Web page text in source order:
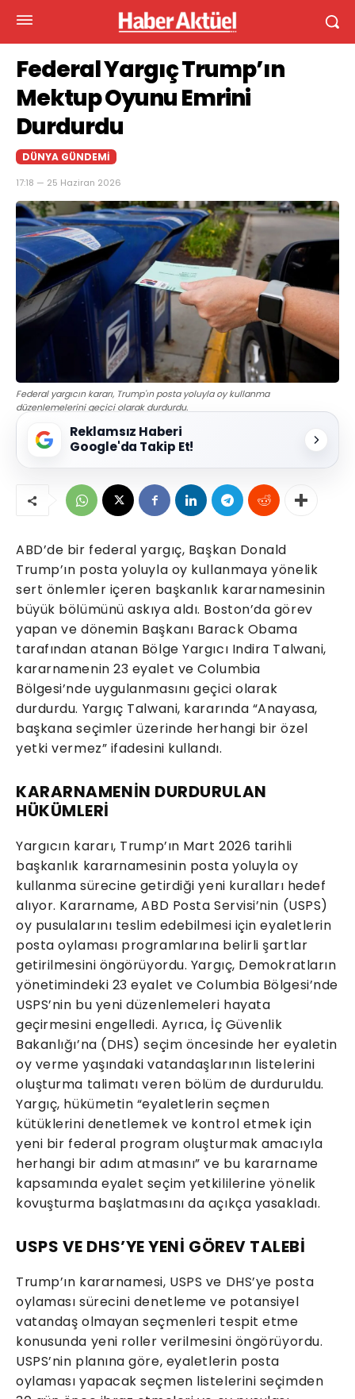
Federal Yargıç Trump’ın
Mektup Oyunu Emrini
Durdurdu
DÜNYA GÜNDEMI
17:18 — 25 Haziran 2026
Federal yargıcın kararı, Trump'ın posta yoluyla oy kullanma
düzenlemelerini geçici olarak durdurdu.
Reklamsız Haberi
Google'da Takip Et!
ABD’de bir federal yargıç, Başkan Donald
Trump’ın posta yoluyla oy kullanmaya yönelik
sert önlemler içeren başkanlık kararnamesinin
büyük bölümünü askıya aldı. Boston’da görev
yapan ve dönemin Başkanı Barack Obama
tarafından atanan Bölge Yargıcı Indira Talwani,
kararnamenin 23 eyalet ve Columbia
Bölgesi’nde uygulanmasını geçici olarak
durdurdu. Yargıç Talwani, kararında “Anayasa,
başkana seçimler üzerinde herhangi bir özel
yetki vermez” ifadesini kullandı.
KARARNAMENİN DURDURULAN
HÜKÜMLERİ
Yargıcın kararı, Trump’ın Mart 2026 tarihli
başkanlık kararnamesinin posta yoluyla oy
kullanma sürecine getirdiği yeni kuralları hedef
alıyor. Kararname, ABD Posta Servisi’nin (USPS)
oy pusulalarını teslim edebilmesi için eyaletlerin
posta oylaması programlarına belirli şartlar
getirilmesini öngörüyordu. Yargıç, Demokratların
yönetimindeki 23 eyalet ve Columbia Bölgesi’nde
USPS’nin bu yeni düzenlemeleri hayata
geçirmesini engelledi. Ayrıca, İç Güvenlik
Bakanlığı’na (DHS) seçim öncesinde her eyaletin
oy verme yaşındaki vatandaşlarının listelerini
oluşturma talimatı veren bölüm de durduruldu.
Yargıç, hükümetin “eyaletlerin seçmen
kütüklerini denetlemek ve kontrol etmek için
yeni bir federal program oluşturmak amacıyla
herhangi bir adım atmasını” ve bu kararname
kapsamında eyalet seçim yetkililerine yönelik
kovuşturma başlatmasını da açıkça yasakladı.
USPS VE DHS’YE YENİ GÖREV TALEBİ
Trump’ın kararnamesi, USPS ve DHS’ye posta
oylaması sürecini denetleme ve potansiyel
vatandaş olmayan seçmenleri tespit etme
konusunda yeni roller verilmesini öngörüyordu.
USPS’nin planına göre, eyaletlerin posta
oylaması yapacak seçmen listelerini seçimden